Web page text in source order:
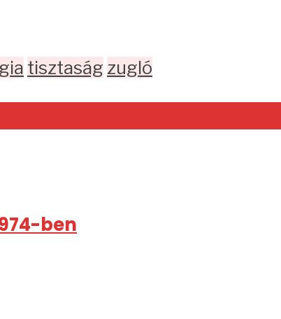
tisztaság zugló
ben